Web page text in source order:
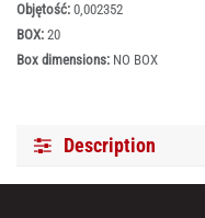
Objętość: 0,002352
BOX: 20
Box dimensions: NO BOX
Description